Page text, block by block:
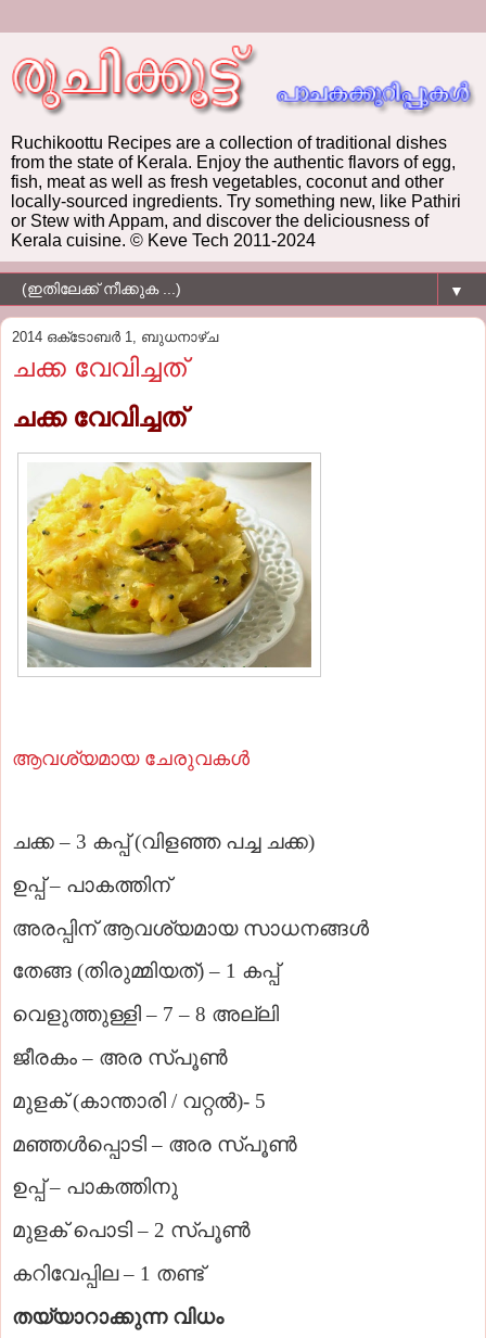
Ruchikoottu Recipes are a collection of traditional dishes
from the state of Kerala. Enjoy the authentic flavors of egg,
fish, meat as well as fresh vegetables, coconut and other
locally-sourced ingredients. Try something new, like Pathiri
or Stew with Appam, and discover the deliciousness of
Kerala cuisine. © Keve Tech 2011-2024
▼
2014 ഒക്‌ടോബർ 1, ബുധനാഴ്‌ച
ചക്ക വേവിച്ചത്
ചക്ക വേവിച്ചത്
ആവശ്യമായ ചേരുവകള്‍
ചക്ക – 3 കപ്പ്‌ (വിളഞ്ഞ പച്ച ചക്ക)
ഉപ്പ് – പാകത്തിന്
അരപ്പിന് ആവശ്യമായ സാധനങ്ങള്‍
തേങ്ങ (തിരുമ്മിയത്‌) – 1 കപ്പ്
വെളുത്തുള്ളി – 7 – 8 അല്ലി
ജീരകം – അര സ്പൂണ്‍
മുളക് (കാന്താരി / വറ്റല്‍)- 5
മഞ്ഞള്‍പ്പൊടി – അര സ്പൂണ്‍
ഉപ്പ്‌ – പാകത്തിനു
മുളക് പൊടി – 2 സ്പൂണ്‍
കറിവേപ്പില – 1 തണ്ട്
തയ്യാറാക്കുന്ന വിധം